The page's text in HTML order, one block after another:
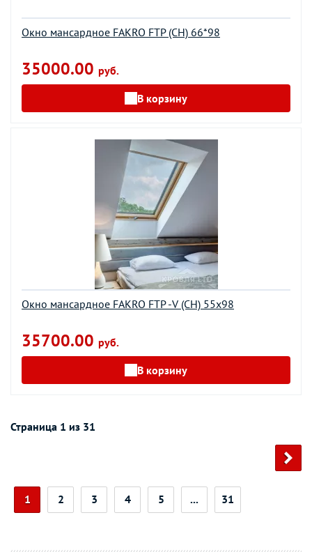
Окно мансардное FAKRO FTP (CH) 66*98
35000.00 руб.
В корзину
Окно мансардное FAKRO FTP -V (CH) 55х98
35700.00 руб.
В корзину
Страница 1 из 31
1 2 3 4 5 ... 31